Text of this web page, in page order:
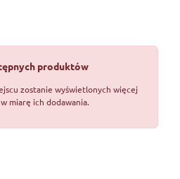
produktów
zostanie wyświetlonych więcej
miarę ich dodawania.